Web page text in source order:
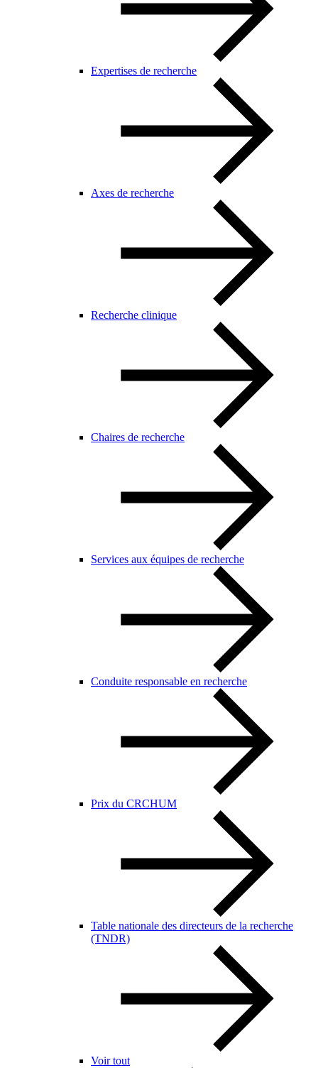
Expertises de recherche
Axes de recherche
Recherche clinique
Chaires de recherche
Services aux équipes de recherche
Conduite responsable en recherche
Prix du CRCHUM
Table nationale des directeurs de la recherche
(TNDR)
Voir tout